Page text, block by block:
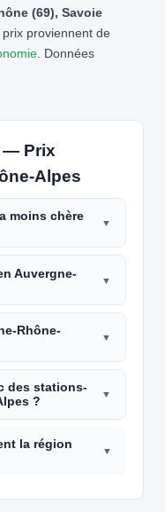
(69), Savoie
prix proviennent de
. Données
— Prix
Alpes
moins chère
Auvergne-
Rhône-
des stations-
?
la région